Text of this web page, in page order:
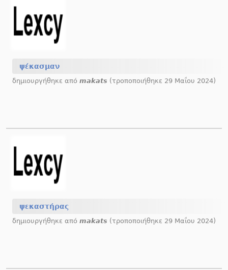
ψέκασμαν
δημιουργήθηκε απόmakats (τροποποιήθηκε 29 Μαΐου 2024)
ψεκαστήρας
δημιουργήθηκε απόmakats (τροποποιήθηκε 29 Μαΐου 2024)